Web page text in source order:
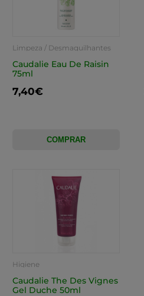
Limpeza / Desmaquilhantes
Caudalie Eau De Raisin
75ml
7,40€
COMPRAR
Higiene
Caudalie The Des Vignes
Gel Duche 50ml